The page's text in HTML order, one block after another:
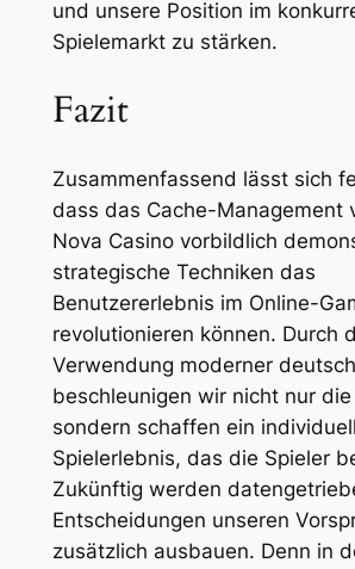
und unsere Position im
Spielemarkt zu stärken.
Fazit
Zusammenfassend lässt sich
dass das Cache-Management
Nova Casino vorbildlich
strategische Techniken das
Benutzererlebnis im Online-
revolutionieren können. Durch
Verwendung moderner
beschleunigen wir nicht nur
sondern schaffen ein
Spielerlebnis, das die Spieler
Zukünftig werden
Entscheidungen unseren
zusätzlich ausbauen. Denn in